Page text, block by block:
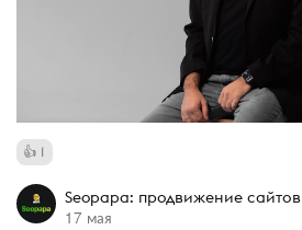
1
Seopapa: продвижение сайтов
17 мая